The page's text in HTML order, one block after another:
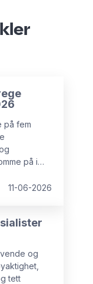
på fem
på i
11-06-2026
og
tett